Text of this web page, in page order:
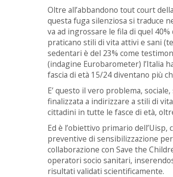
Oltre all’abbandono tout court
questa fuga silenziosa si traduce
va ad ingrossare le fila di quel
praticano stili di vita attivi e sani
sedentari è del 23% come
(indagine Eurobarometer) l’Italia
fascia di età 15/24 diventano più
E’ questo il vero problema,
finalizzata a indirizzare a stili di
cittadini in tutte le fasce di età,
Ed è l’obiettivo primario
preventive di sensibilizzazione per
collaborazione con Save the
operatori socio sanitari,
risultati validati scientificamente.